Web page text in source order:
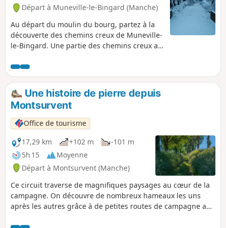
Départ à Muneville-le-Bingard (Manche)
Au départ du moulin du bourg, partez à la
découverte des chemins creux de Muneville-
le-Bingard. Une partie des chemins creux a
l'association Bocage et Patrimoine
Munevillais en 2024. L'entretien de quelques
chemins est effectué par des bénévoles,
suivant la disponibilité de chacun, et il se
peut que l'herbe soit un peu haute à
certains moments de l'année.
Une histoire de pierre depuis
Montsurvent
Office de tourisme
17,29 km
+102 m
-101 m
5h 15
Moyenne
Départ à Montsurvent (Manche)
Ce circuit traverse de magnifiques paysages au cœur de la
campagne. On découvre de nombreux hameaux les uns
après les autres grâce à de petites routes de campagne au